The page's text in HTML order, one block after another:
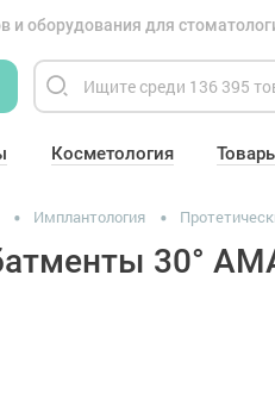
и оборудования для
Косметология
Имплантология
30°